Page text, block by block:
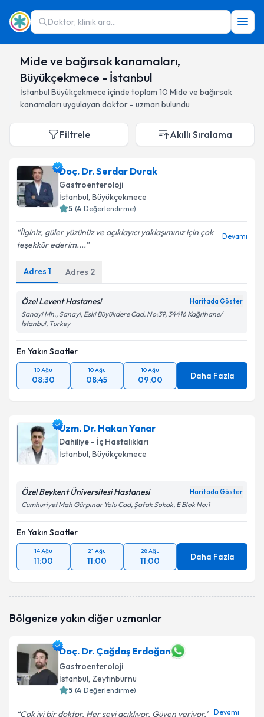
Doktor, klinik ara...
Mide ve bağırsak kanamaları,
Büyükçekmece - İstanbul
İstanbul Büyükçekmece içinde toplam 10 Mide ve bağırsak
kanamaları uygulayan doktor - uzman bulundu
Filtrele Akıllı Sıralama
Doç. Dr. Serdar Durak
Gastroenteroloji
İstanbul, Büyükçekmece
5 (4 Değerlendirme)
İlginiz, güler yüzünüz ve açıklayıcı yaklaşımınız için çok
teşekkür ederim....
Devamı
Adres 1 Adres 2
Özel Levent Hastanesi Haritada Göster
Sanayi Mh., Sanayi, Eski Büyükdere Cad. No:39, 34416 Kağıthane/
İstanbul, Turkey
En Yakın Saatler
10 Ağu
08:30
10 Ağu
08:45
10 Ağu
09:00 Daha Fazla
Uzm. Dr. Hakan Yanar
Dahiliye - İç Hastalıkları
İstanbul, Büyükçekmece
Özel Beykent Üniversitesi Hastanesi Haritada Göster
Cumhuriyet Mah Gürpınar Yolu Cad, Şafak Sokak, E Blok No:1
En Yakın Saatler
14 Ağu
11:00
21 Ağu
11:00
28 Ağu
11:00 Daha Fazla
Bölgenize yakın diğer uzmanlar
Doç. Dr. Çağdaş Erdoğan
Gastroenteroloji
İstanbul, Zeytinburnu
5 (4 Değerlendirme)
Çok iyi bir doktor. Her şeyi açıklıyor. Güven veriyor. Devamı